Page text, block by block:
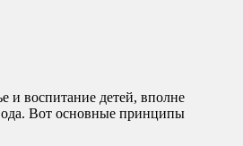
и воспитание детей, вполне
Вот основные принципы